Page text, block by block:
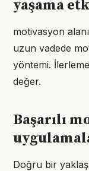
yaşama
motivasyon
uzun vadede
yöntemi.
değer.
Başarılı
Doğru bir